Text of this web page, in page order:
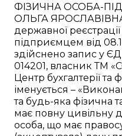
ФІЗИЧНА ОСОБА-
ОЛЬГА ЯРОСЛАВІВНА,
державної
підприємцем від
здійснено запис у
014201, власник ТМ
Центр бухгалтерії та
іменується –
та будь-яка фізична
має повну цивільну
особа, що має